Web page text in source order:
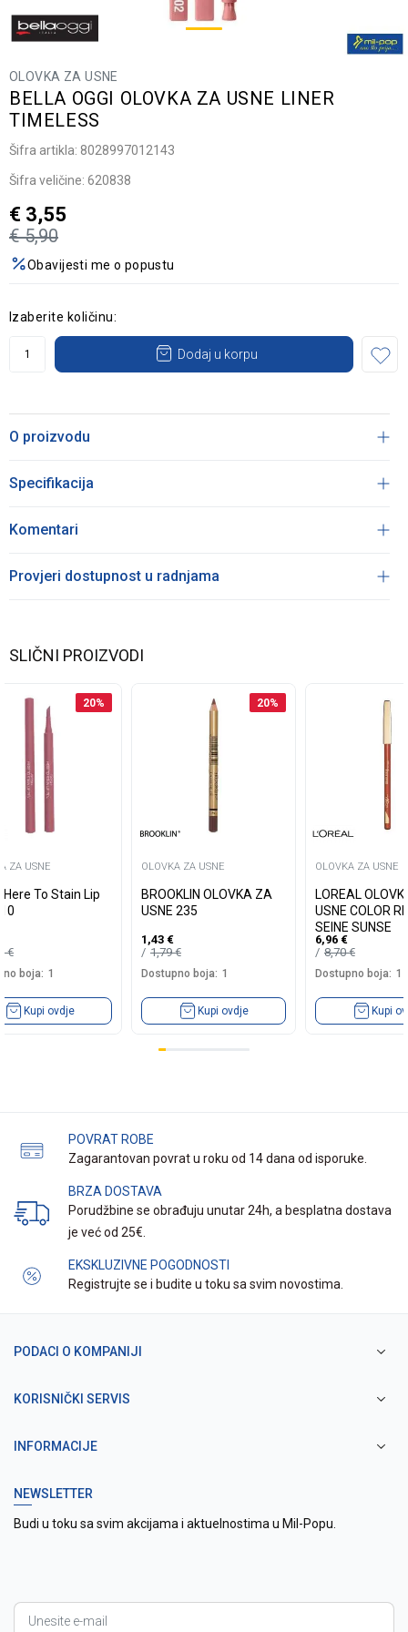
OLOVKA ZA USNE
BELLA OGGI OLOVKA ZA USNE LINER
TIMELESS
Šifra artikla: 8028997012143
Šifra veličine: 620838
€ 5,90
€ 3,55
Obavijesti me o popustu
Izaberite količinu:
Dodaj u korpu
O proizvodu
Specifikacija
Komentari
Provjeri dostupnost u radnjama
SLIČNI PROIZVODI
20%
ZA USNE
Here To Stain Lip
€
boja: 1
Kupi ovdje
20%
OLOVKA ZA USNE
BROOKLIN OLOVKA ZA
USNE 235
1,43 €
1,79€
Dostupno boja: 1
Kupi ovdje
OLOVKA ZA USNE
LOREAL
USNE COLOR
SEINE SUNSE
6,96 €
8,70€
Dostupno boja: 1
Kupi
POVRAT ROBE
Zagarantovan povrat u roku od 14 dana od isporuke.
BRZA DOSTAVA
Porudžbine se obrađuju unutar 24h, a besplatna dostava
je već od 25€.
EKSKLUZIVNE POGODNOSTI
Registrujte se i budite u toku sa svim novostima.
PODACI O KOMPANIJI
KORISNIČKI SERVIS
INFORMACIJE
NEWSLETTER
Budi u toku sa svim akcijama i aktuelnostima u Mil-Popu.